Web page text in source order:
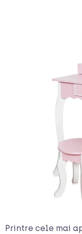
Printre cele mai